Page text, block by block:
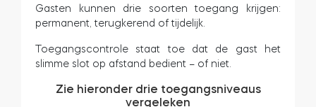
Gasten kunnen drie soorten toegang krijgen:
permanent, terugkerend of tijdelijk.
Toegangscontrole staat toe dat de gast het
slimme slot op afstand bedient – of niet.
Zie hieronder drie toegangsniveaus
vergeleken